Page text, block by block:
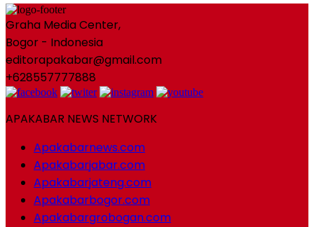
Graha Media Center,
Bogor - Indonesia
editorapakabar@gmail.com
+628557777888
APAKABAR NEWS NETWORK
Apakabarnews.com
Apakabarjabar.com
Apakabarjateng.com
Apakabarbogor.com
Apakabargrobogan.com